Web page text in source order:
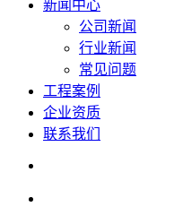
新闻中心
公司新闻
行业新闻
常见问题
工程案例
企业资质
联系我们